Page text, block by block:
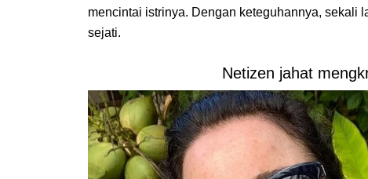
mencintai istrinya. Dengan keteguhannya, sekali
sejati.
Netizen jahat